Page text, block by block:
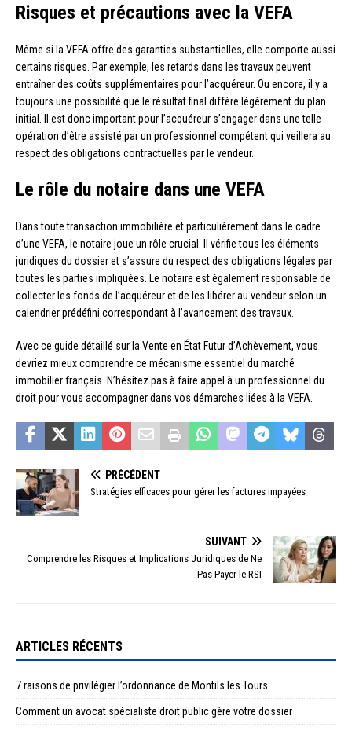
Risques et précautions avec la VEFA
Même si la VEFA offre des garanties substantielles, elle comporte aussi
certains risques. Par exemple, les retards dans les travaux peuvent
entraîner des coûts supplémentaires pour l’acquéreur. Ou encore, il y a
toujours une possibilité que le résultat final diffère légèrement du plan
initial. Il est donc important pour l’acquéreur s’engager dans une telle
opération d’être assisté par un professionnel compétent qui veillera au
respect des obligations contractuelles par le vendeur.
Le rôle du notaire dans une VEFA
Dans toute transaction immobilière et particulièrement dans le cadre
d’une VEFA, le notaire joue un rôle crucial. Il vérifie tous les éléments
juridiques du dossier et s’assure du respect des obligations légales par
toutes les parties impliquées. Le notaire est également responsable de
collecter les fonds de l’acquéreur et de les libérer au vendeur selon un
calendrier prédéfini correspondant à l’avancement des travaux.
Avec ce guide détaillé sur la Vente en État Futur d’Achèvement, vous
devriez mieux comprendre ce mécanisme essentiel du marché
immobilier français. N’hésitez pas à faire appel à un professionnel du
droit pour vous accompagner dans vos démarches liées à la VEFA.
PRÉCÉDENT
Stratégies efficaces pour gérer les factures impayées
SUIVANT
Comprendre les Risques et Implications Juridiques de Ne
Pas Payer le RSI
ARTICLES RÉCENTS
7 raisons de privilégier l’ordonnance de Montils les Tours
Comment un avocat spécialiste droit public gère votre dossier